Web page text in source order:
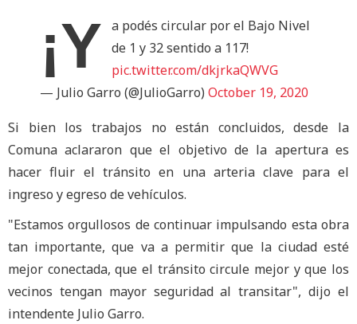
¡Y a podés circular por el Bajo Nivel
de 1 y 32 sentido a 117!
pic.twitter.com/dkjrkaQWVG
— Julio Garro (@JulioGarro) October 19, 2020
Si bien los trabajos no están concluidos, desde la
Comuna aclararon que el objetivo de la apertura es
hacer fluir el tránsito en una arteria clave para el
ingreso y egreso de vehículos.
"Estamos orgullosos de continuar impulsando esta obra
tan importante, que va a permitir que la ciudad esté
mejor conectada, que el tránsito circule mejor y que los
vecinos tengan mayor seguridad al transitar", dijo el
intendente Julio Garro.